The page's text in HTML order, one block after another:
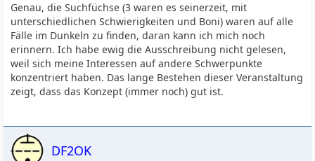
Genau, die Suchfüchse (3 waren es seinerzeit, mit
unterschiedlichen Schwierigkeiten und Boni) waren auf alle
Fälle im Dunkeln zu finden, daran kann ich mich noch
erinnern. Ich habe ewig die Ausschreibung nicht gelesen,
weil sich meine Interessen auf andere Schwerpunkte
konzentriert haben. Das lange Bestehen dieser Veranstaltung
zeigt, dass das Konzept (immer noch) gut ist.
DF2OK